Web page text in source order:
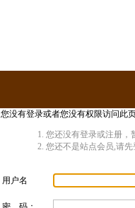
您没有登录或者您没有权限访问此
您还没有登录或注册，
您还不是站点会员,请
用户名